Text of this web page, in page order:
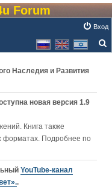
Forum
Вход
Наследия и Развития
новая версия 1.9
Книга также
форматах. Подробнее по
YouTube‑канал
.